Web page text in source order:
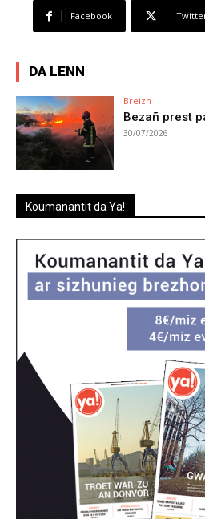
Facebook
DA LENN
Breizh
Bezañ prest
30/07/2026
Koumanantit da Ya!